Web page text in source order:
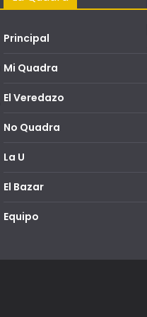
Principal
Mi Quadra
El Veredazo
No Quadra
La U
El Bazar
Equipo